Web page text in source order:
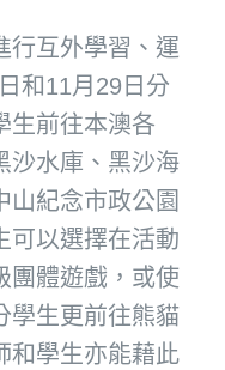
行互外學習、運
和11月29日分
生前往本澳各
沙水庫、黑沙海
山紀念市政公園
可以選擇在活動
團體遊戲，或使
學生更前往熊貓
和學生亦能藉此